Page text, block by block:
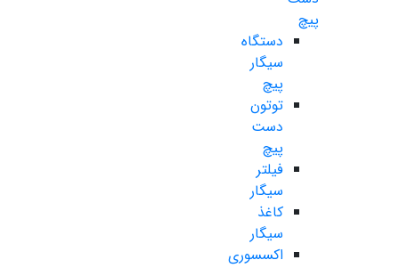
پیچ
دستگاه
سیگار
پیچ
توتون
دست
پیچ
فیلتر
سیگار
کاغذ
سیگار
اکسسوری